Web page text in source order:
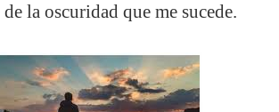
la oscuridad que me sucede.